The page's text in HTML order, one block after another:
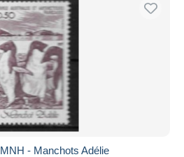
- Manchots Adélie